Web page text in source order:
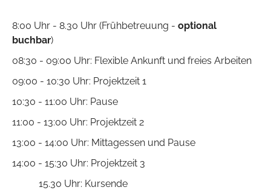
8:00 Uhr - 8.30 Uhr (Frühbetreuung - optional
buchbar)
08:30 - 09:00 Uhr: Flexible Ankunft und freies Arbeiten
09:00 - 10:30 Uhr: Projektzeit 1
10:30 - 11:00 Uhr: Pause
11:00 - 13:00 Uhr: Projektzeit 2
13:00 - 14:00 Uhr: Mittagessen und Pause
14:00 - 15:30 Uhr: Projektzeit 3
15.30 Uhr: Kursende